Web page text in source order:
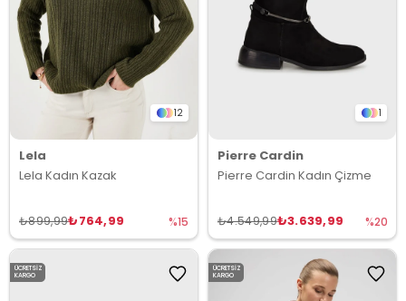
12
Lela
Lela Kadın Kazak
₺764,99
₺899,99 %15
1
Pierre Cardin
Pierre Cardin Kadın Çizme
₺3.639,99
₺4.549,99 %20
ÜCRETSIZ
KARGO
ÜCRETSIZ
KARGO